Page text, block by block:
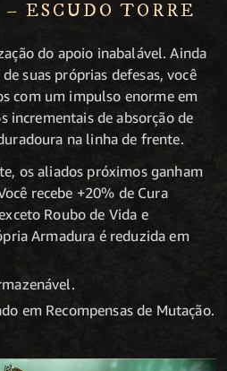
ESCUDO TORRE
do apoio inabalável. Ainda
suas próprias defesas, você
com um impulso enorme em
incrementais de absorção de
na linha de frente.
os aliados próximos ganham
recebe +20% de Cura
Roubo de Vida e
Armadura é reduzida em
em Recompensas de Mutação.